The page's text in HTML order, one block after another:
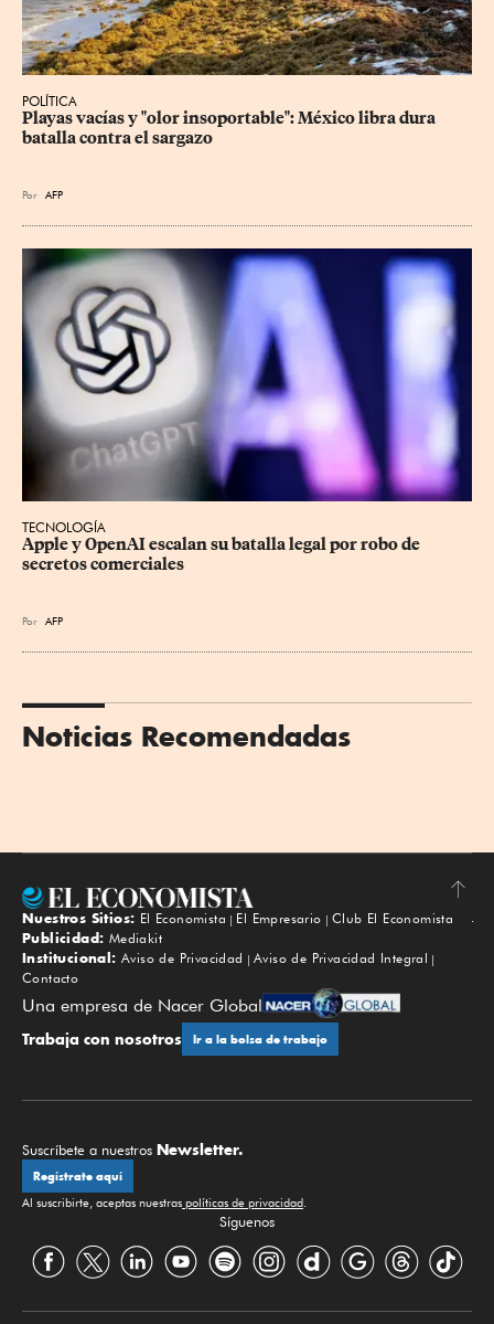
POLÍTICA
Playas vacías y "olor insoportable": México libra dura
batalla contra el sargazo
Por AFP
TECNOLOGÍA
Apple y OpenAI escalan su batalla legal por robo de
secretos comerciales
Por AFP
Noticias Recomendadas
Subir
Nuestros Sitios: El Economista El Empresario
Club El Economista
Publicidad: Mediakit
Institucional: Aviso de Privacidad
Aviso de Privacidad Integral
Contacto
Una empresa de Nacer Global
Trabaja con nosotros Ir a la bolsa de trabajo
Suscríbete a nuestros Newsletter.
Regístrate aquí
Al suscribirte, aceptas nuestras políticas de privacidad.
Síguenos